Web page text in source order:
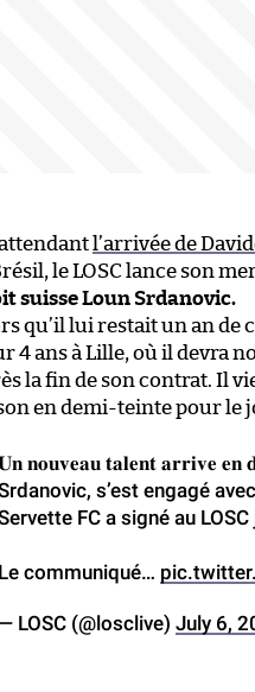
l’arrivée de
le LOSC lance son
suisse Loun Srdanovic.
qu’il lui restait un an de
4 ans à Lille, où il devra
la fin de son contrat. Il
en demi-teinte pour le
𝐧𝐨𝐮𝐯𝐞𝐚𝐮 𝐭𝐚𝐥𝐞𝐧𝐭 𝐚𝐫𝐫𝐢𝐯𝐞
s’est engagé
FC a signé au
Le communiqué…
— LOSC (@losclive) July 6,